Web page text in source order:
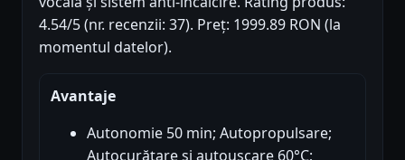
4.54/5 (nr. recenzii: 37). Preț: 1999.89 RON (la
momentul datelor).
Avantaje
Autonomie 50 min; Autopropulsare;
Autocurățare și autouscare 60°C;